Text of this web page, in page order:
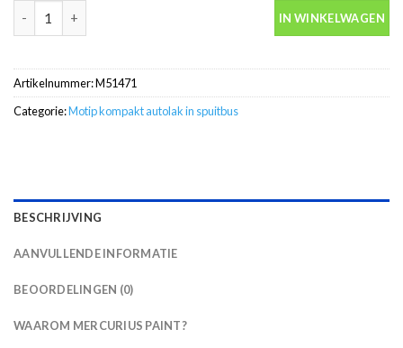
IN WINKELWAGEN
Artikelnummer:M51471
Categorie:Motip kompakt autolak in spuitbus
BESCHRIJVING
AANVULLENDE INFORMATIE
BEOORDELINGEN (0)
WAAROM MERCURIUS PAINT?